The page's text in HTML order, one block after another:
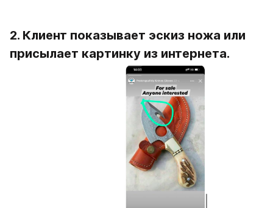
2. Клиент показывает эскиз ножа или
присылает картинку из интернета.